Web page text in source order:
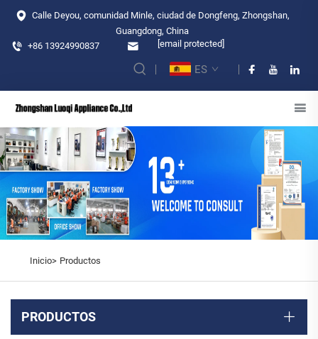
Calle Deyou, comunidad Minle, ciudad de Dongfeng, Zhongshan,
Guangdong, China
+86 13924990837
[email protected]
ES
Inicio> Productos
PRODUCTOS